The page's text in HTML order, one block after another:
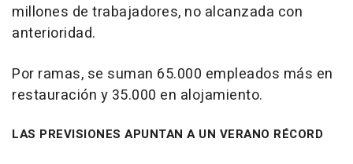
millones de trabajadores, no alcanzada con
anterioridad.
Por ramas, se suman 65.000 empleados más en
restauración y 35.000 en alojamiento.
LAS PREVISIONES APUNTAN A UN VERANO RÉCORD